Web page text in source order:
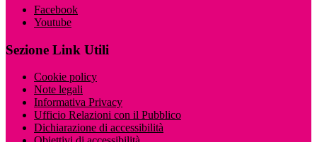
Facebook
Youtube
Sezione Link Utili
Cookie policy
Note legali
Informativa Privacy
Ufficio Relazioni con il Pubblico
Dichiarazione di accessibilità